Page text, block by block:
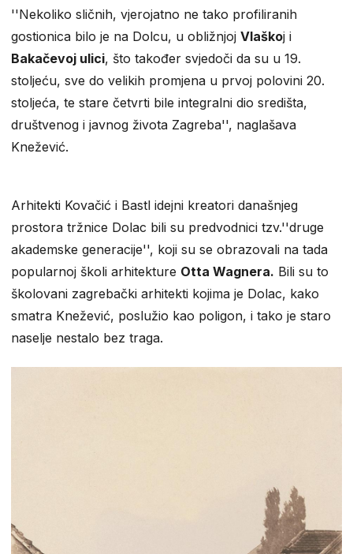
''Nekoliko sličnih, vjerojatno ne tako profiliranih
gostionica bilo je na Dolcu, u obližnjoj Vlaškoj i
Bakačevoj ulici, što također svjedoči da su u 19.
stoljeću, sve do velikih promjena u prvoj polovini 20.
stoljeća, te stare četvrti bile integralni dio središta,
društvenog i javnog života Zagreba'', naglašava
Knežević.
Arhitekti Kovačić i Bastl idejni kreatori današnjeg
prostora tržnice Dolac bili su predvodnici tzv.''druge
akademske generacije'', koji su se obrazovali na tada
popularnoj školi arhitekture Otta Wagnera. Bili su to
školovani zagrebački arhitekti kojima je Dolac, kako
smatra Knežević, poslužio kao poligon, i tako je staro
naselje nestalo bez traga.